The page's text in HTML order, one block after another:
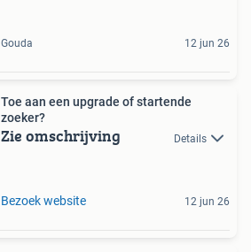
Gouda 12 jun 26
Toe aan een upgrade of startende
zoeker?
Zie omschrijving Details
Bezoek website 12 jun 26